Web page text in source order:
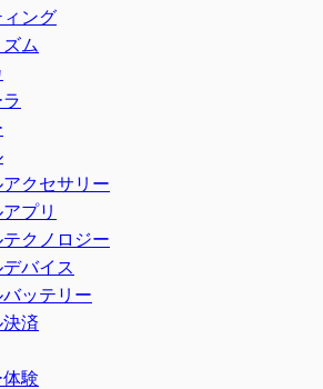
ング
ム
クセサリー
プリ
クノロジー
バイス
ッテリー
済
験